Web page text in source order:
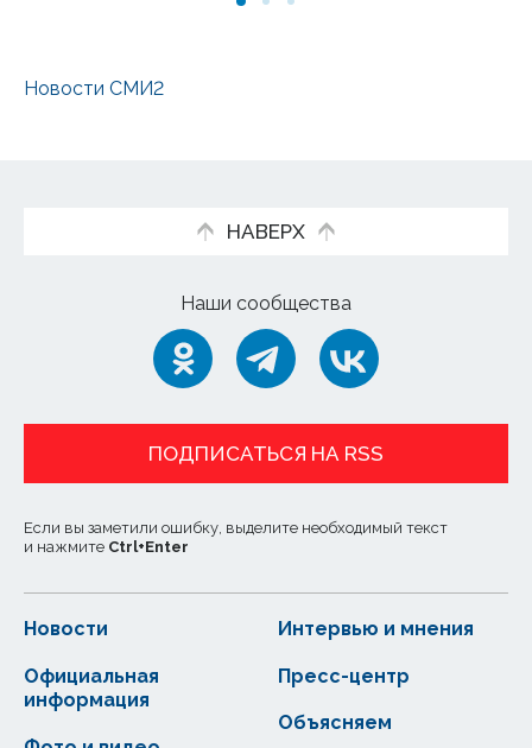
Новости СМИ2
НАВЕРХ
Наши сообщества
ПОДПИСАТЬСЯ НА RSS
Если вы заметили ошибку, выделите необходимый текст
и нажмите Ctrl+Enter
Новости
Официальная
информация
Интервью и мнения
Пресс-центр
Объясняем